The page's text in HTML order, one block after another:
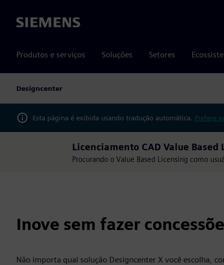
Siemens
Produtos e serviços Soluções Setores
Designcenter
Esta página é exibida usando tradução automática. Prefere
Licenciamento CAD Value
Procurando o Value Based Licensing como
Inove sem fazer
Não importa qual solução Designcenter X você escolha,